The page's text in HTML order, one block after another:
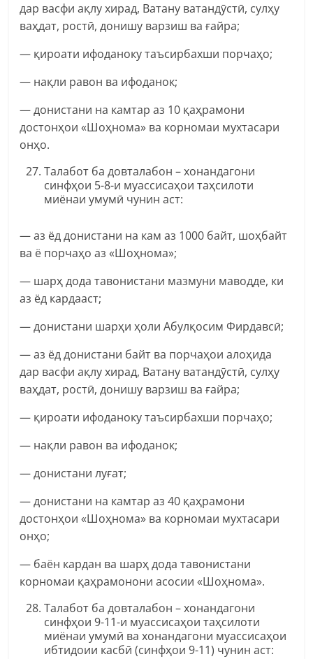
дар васфи ақлу хирад, Ватану ватандӯстӣ, сулҳу
ваҳдат, ростӣ, донишу варзиш ва ғайра;
— қироати ифоданоку таъсирбахши порчаҳо;
— нақли равон ва ифоданок;
— донистани на камтар аз 10 қаҳрамони
достонҳои «Шоҳнома» ва корномаи мухтасари
онҳо.
Талабот ба довталабон – хонандагони
синфҳои 5-8-и муассисаҳои таҳсилоти
миёнаи умумӣ чунин аст:
— аз ёд донистани на кам аз 1000 байт, шоҳбайт
ва ё порчаҳо аз «Шоҳнома»;
— шарҳ дода тавонистани мазмуни маводде, ки
аз ёд кардааст;
— донистани шарҳи ҳоли Абулқосим Фирдавсӣ;
— аз ёд донистани байт ва порчаҳои алоҳида
дар васфи ақлу хирад, Ватану ватандӯстӣ, сулҳу
ваҳдат, ростӣ, донишу варзиш ва ғайра;
— қироати ифоданоку таъсирбахши порчаҳо;
— нақли равон ва ифоданок;
— донистани луғат;
— донистани на камтар аз 40 қаҳрамони
достонҳои «Шоҳнома» ва корномаи мухтасари
онҳо;
— баён кардан ва шарҳ дода тавонистани
корномаи қаҳрамонони асосии «Шоҳнома».
Талабот ба довталабон – хонандагони
синфҳои 9-11-и муассисаҳои таҳсилоти
миёнаи умумӣ ва хонандагони муассисаҳои
ибтидоии касбӣ (синфҳои 9-11) чунин аст: